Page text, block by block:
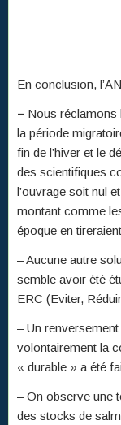
En conclusion,
– Nous réclamons
la période
fin de l’hiver et le
des scientifiques
l’ouvrage soit nul
montant comme
époque en
– Aucune autre
semble avoir été
ERC (Eviter,
– Un
volontairement la
« durable » a été
– On observe une
des stocks de